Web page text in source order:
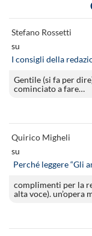
Stefano Rossetti
su
I consigli della
Gentile (si fa per
cominciato a fare…
Quirico Migheli
su
Perché leggere “Gli
complimenti per la
alta voce). un’opera